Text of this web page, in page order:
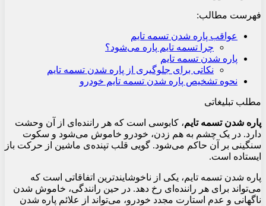
فهرست مطالب:
عواقب پاره شدن تسمه تایم
چرا تسمه تایم پاره می‌شود؟
پاره شدن تسمه تایم
نکاتی برای جلوگیری از پاره شدن تسمه تایم
نحوه تشخیص پاره شدن تسمه تایم خودرو
مطلب تبلیغاتی
پاره شدن تسمه تایم، کابوسی است که هر راننده‌ای از آن وحشت
دارد. در یک چشم به هم زدن، خودرو خاموش می‌شود و سکوت
سنگینی بر آن حاکم می‌شود. گویی قلب تپنده‌ی ماشین از حرکت باز
ایستاده است.
پاره شدن تسمه تایم، یکی از ناخوشایندترین اتفاقاتی است که
می‌تواند برای هر راننده‌ای رخ دهد. در حین رانندگی، خاموش شدن
ناگهانی و عدم استارت مجدد خودرو، می‌تواند از علائم پاره شدن